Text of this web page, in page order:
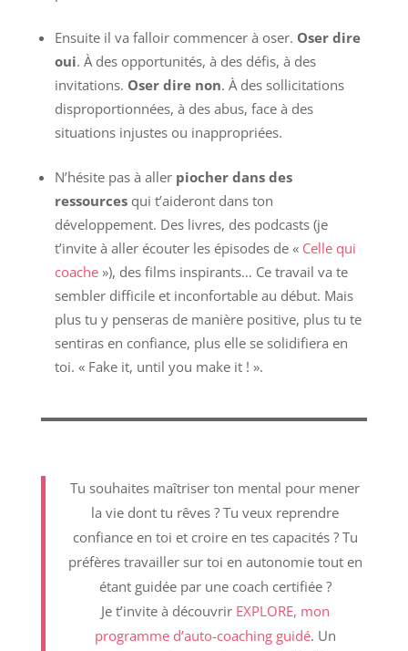
Ensuite il va falloir commencer à oser. Oser dire
oui. À des opportunités, à des défis, à des
invitations. Oser dire non. À des sollicitations
disproportionnées, à des abus, face à des
situations injustes ou inappropriées.
N’hésite pas à aller piocher dans des
ressourcesqui t’aideront dans ton
développement. Des livres, des podcasts (je
t’invite à aller écouter les épisodes de « Celle qui
coache»), des films inspirants… Ce travail va te
sembler difficile et inconfortable au début. Mais
plus tu y penseras de manière positive, plus tu te
sentiras en confiance, plus elle se solidifiera en
toi. « Fake it, until you make it ! ».
Tu souhaites maîtriser ton mental pour mener
la vie dont tu rêves ? Tu veux reprendre
confiance en toi et croire en tes capacités ? Tu
préfères travailler sur toi en autonomie tout en
étant guidée par une coach certifiée ?
Je t’invite à découvrir EXPLORE, mon
programme d’auto-coaching guidé. Un